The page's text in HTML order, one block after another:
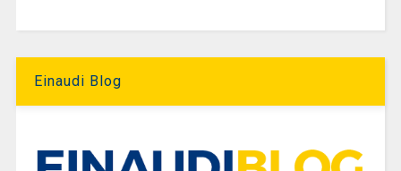
Einaudi Blog